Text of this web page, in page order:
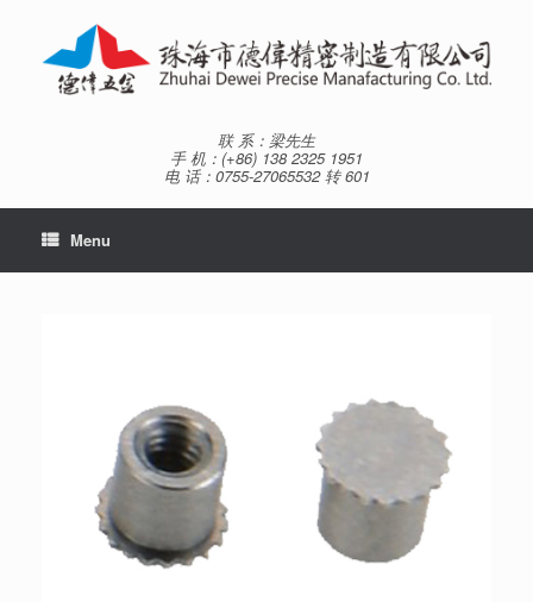
content
联 系：梁先生
手 机：(+86) 138 2325 1951
电 话：0755-27065532 转 601
Menu